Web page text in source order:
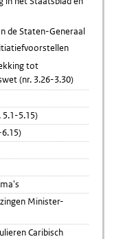
de Staten-Generaal
tot
(nr. 3.26-3.30)
5.1-5.15)
Minister-
Caribisch